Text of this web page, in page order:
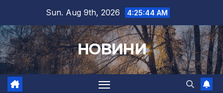
content
Sun. Aug 9th, 2026 4:25:45 AM
НОВИНИ